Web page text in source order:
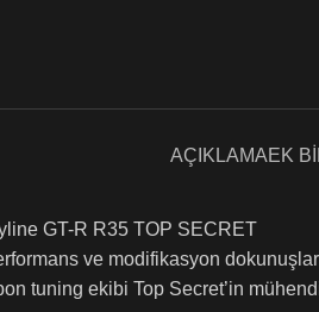
AÇIKLAMAEK
GT-R R35 TOP SECRET
ve modifikasyon
tuning ekibi Top Secret’in